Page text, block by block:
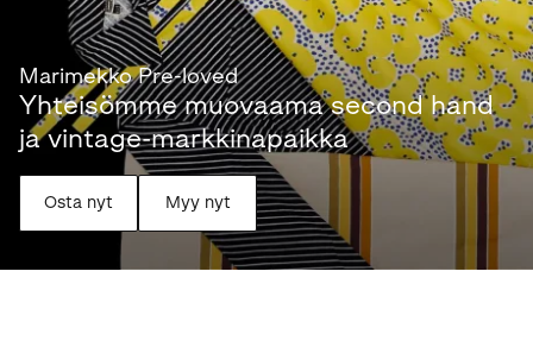
Marimekko Pre-loved
Yhteisömme muovaama second hand
ja vintage-markkinapaikka
Osta nyt Myy nyt